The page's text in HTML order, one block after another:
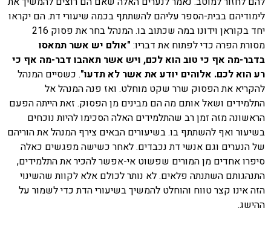
לימודיהם בבית-הספר עליהם להשתתף בכמה שיעורי דת. הם יקראו
יחד בקוראן וידונו במה שכתוב בו. המנהל בחר את פסוק 216
מסורת הפרה כדי לפתוח את דבריו: "אולם יש אשר תמאסו
בדבר-מה אף כי טוב הוא לכם, ויש אשר תאהבו דבר-מה אף כי
רע הוא לכם. אלוהים יודע את אשר לא תדעו". כשסיים המנהל
להקריא את הפסוק שרר שקט מוחלט. ואז פנה המנהל אל
התלמידים ושאל אותם מה הם מבינים מן הפסוק. זאת הייתה הפעם
הראשונה מזה זמן רב שהתלמידים האלה הסכימו להיות נוכחים
בשיעור ואף להשתתף בו. בשיעורים הבאים צירף המנהל את הוריהם
של הנערים וגם אנשי דת נכבדים. לאחר כשישה מפגשים כאלה
סיפרו אחדים מן המורים שפשוט אי-אפשר להכיר את התלמידים,
התנהגותם השתנתה פלאים. לא נותר לכולם אלא לקוות שהשינוי
הזה אינו קצר טווח והוחלט להמשיך בשיעורי הדת כדי לשמור על
ההישג.